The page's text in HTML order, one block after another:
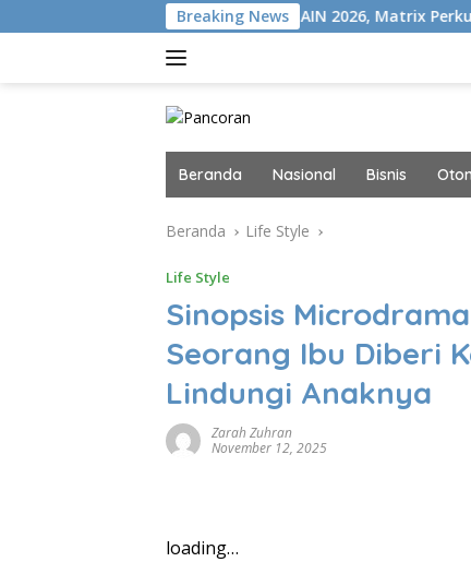
ke
Breaking News
Gelar MAIN 2026, Matrix Perkuat Kolaborasi
Beranda Nasional Bisnis
Beranda Life Style
Life Style
Sinopsis
Seorang Ibu Diberi
Lindungi Anaknya
Zarah Zuhran
November 12, 2025
loading…